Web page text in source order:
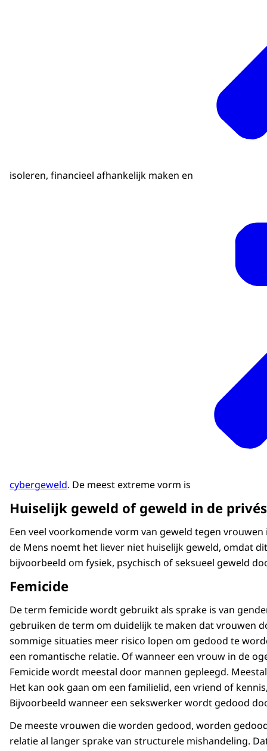
isoleren, financieel afhankelijk maken en
cybergeweld. De meest extreme vorm is
Huiselijk geweld of geweld in de
Een veel voorkomende vorm van geweld tegen
de Mens noemt het liever niet huiselijk geweld, omdat
bijvoorbeeld om fysiek, psychisch of seksueel geweld
Femicide
De term femicide wordt gebruikt als sprake is van
gebruiken de term om duidelijk te maken dat vrouwen
sommige situaties meer risico lopen om gedood te
een romantische relatie. Of wanneer een vrouw in de
Femicide wordt meestal door mannen gepleegd.
Het kan ook gaan om een familielid, een vriend of
Bijvoorbeeld wanneer een sekswerker wordt gedood
De meeste vrouwen die worden gedood, worden
relatie al langer sprake van structurele mishandeling.